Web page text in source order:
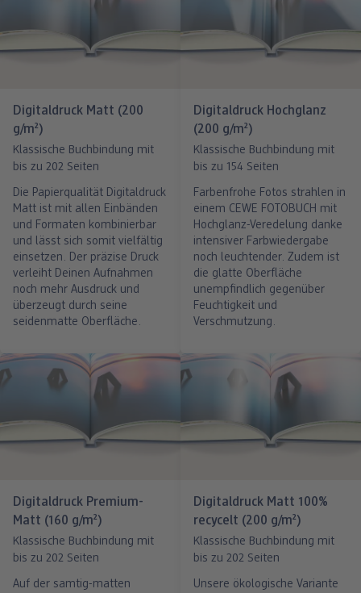
Digitaldruck Matt (200
g/m²)
Klassische Buchbindung mit
bis zu 202 Seiten
Die Papierqualität Digitaldruck
Matt ist mit allen Einbänden
und Formaten kombinierbar
und lässt sich somit vielfältig
einsetzen. Der präzise Druck
verleiht Deinen Aufnahmen
noch mehr Ausdruck und
überzeugt durch seine
seidenmatte Oberfläche.
Digitaldruck Hochglanz
(200 g/m²)
Klassische Buchbindung mit
bis zu 154 Seiten
Farbenfrohe Fotos strahlen in
einem CEWE FOTOBUCH mit
Hochglanz-Veredelung danke
intensiver Farbwiedergabe
noch leuchtender. Zudem ist
die glatte Oberfläche
unempfindlich gegenüber
Feuchtigkeit und
Verschmutzung.
Digitaldruck Premium-
Matt (160 g/m²)
Klassische Buchbindung mit
bis zu 202 Seiten
Auf der samtig-matten
Digitaldruck Matt 100%
recycelt (200 g/m²)
Klassische Buchbindung mit
bis zu 202 Seiten
Unsere ökologische Variante